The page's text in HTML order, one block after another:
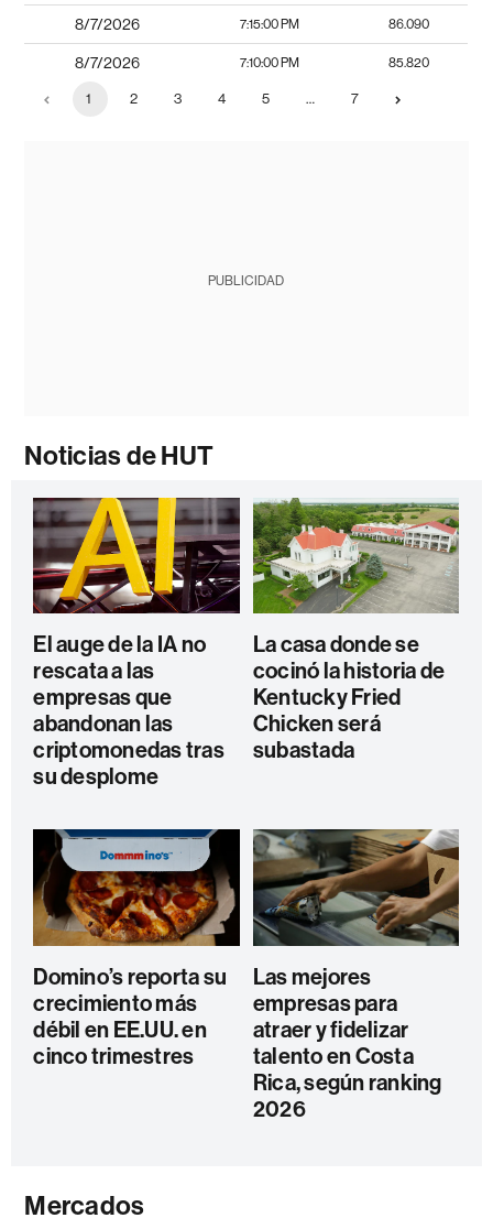
8/7/2026 7:15:00 PM 86.090
8/7/2026 7:10:00 PM 85.820
1 2 3 4 5 … 7
PUBLICIDAD
Noticias de HUT
El auge de la IA no
rescata a las
empresas que
abandonan las
criptomonedas tras
su desplome
La casa donde se
cocinó la historia de
Kentucky Fried
Chicken será
subastada
Domino’s reporta su
crecimiento más
débil en EE.UU. en
cinco trimestres
Las mejores
empresas para
atraer y fidelizar
talento en Costa
Rica, según ranking
2026
Mercados